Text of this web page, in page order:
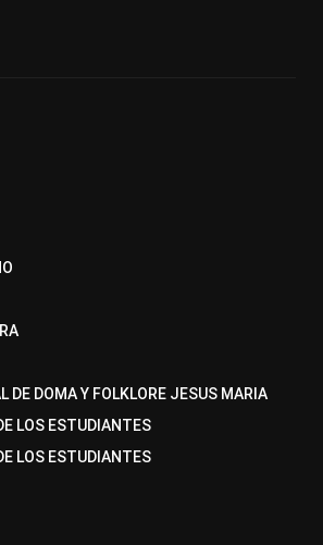
DE DOMA Y FOLKLORE JESUS MARIA
LOS ESTUDIANTES
LOS ESTUDIANTES